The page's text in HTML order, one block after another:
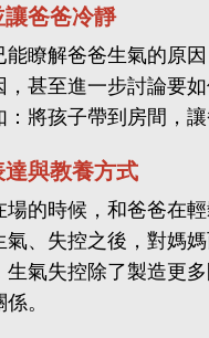
爸爸冷靜
瞭解爸爸生氣的原
甚至進一步討論要
將孩子帶到房間，讓
與教養方式
的時候，和爸爸在
、失控之後，對媽
氣失控除了製造更
。